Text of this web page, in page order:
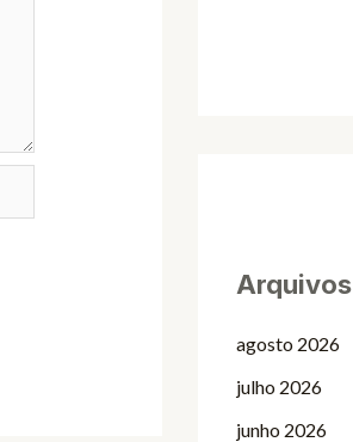
Arquivos
agosto 2026
julho 2026
junho 2026